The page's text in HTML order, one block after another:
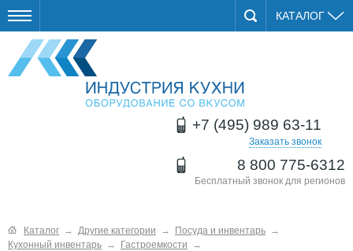
КАТАЛОГ
+7 (495) 989 63-11
Заказать звонок
8 800 775-6312
Бесплатный звонок для регионов
Каталог → Другие категории → Посуда и инвентарь →
Кухонный инвентарь → Гастроемкости
→